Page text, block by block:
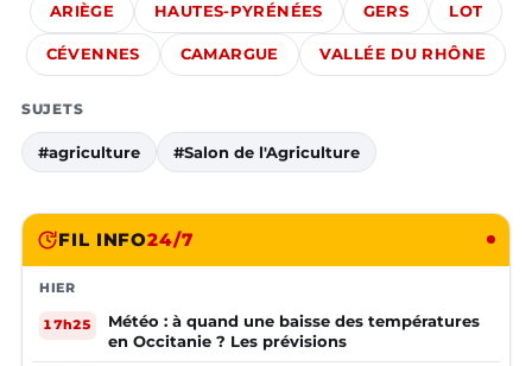
ARIÈGE HAUTES-PYRÉNÉES GERS LOT
CÉVENNES CAMARGUE VALLÉE DU RHÔNE
SUJETS
#agriculture #Salon de l'Agriculture
FIL INFO24/7
HIER
17h25
Météo : à quand une baisse des températures
en Occitanie ? Les prévisions